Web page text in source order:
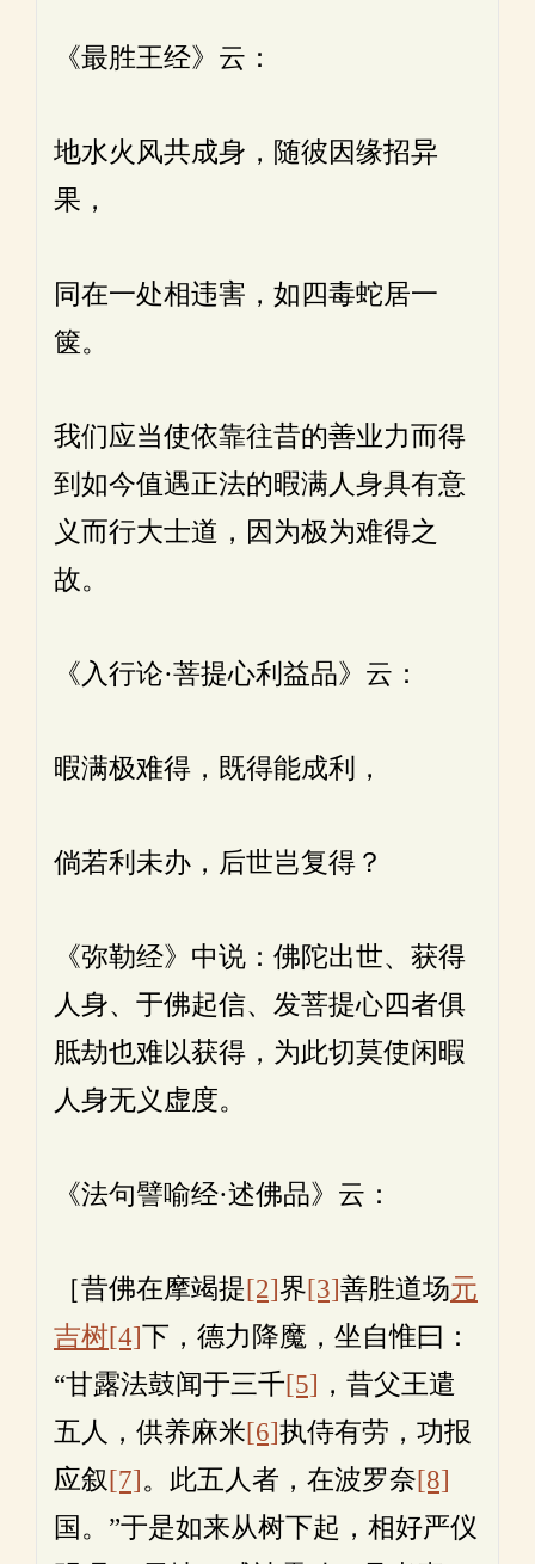
《最胜王经》云：
地水火风共成身，随彼因缘招异
果，
同在一处相违害，如四毒蛇居一
箧。
我们应当使依靠往昔的善业力而得
到如今值遇正法的暇满人身具有意
义而行大士道，因为极为难得之
故。
《入行论·菩提心利益品》云：
暇满极难得，既得能成利，
倘若利未办，后世岂复得？
《弥勒经》中说：佛陀出世、获得
人身、于佛起信、发菩提心四者俱
胝劫也难以获得，为此切莫使闲暇
人身无义虚度。
《法句譬喻经·述佛品》云：
［昔佛在摩竭提[2]界[3]善胜道场元
吉树[4]下，德力降魔，坐自惟曰：
“甘露法鼓闻于三千[5] ，昔父王遣
五人，供养麻米[6]执侍有劳，功报
应叙[7]。此五人者，在波罗奈[8]
国。”于是如来从树下起，相好严仪